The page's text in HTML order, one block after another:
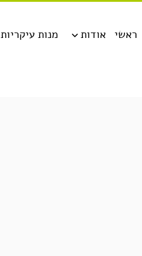
מנות עיקריות אודות ראשי